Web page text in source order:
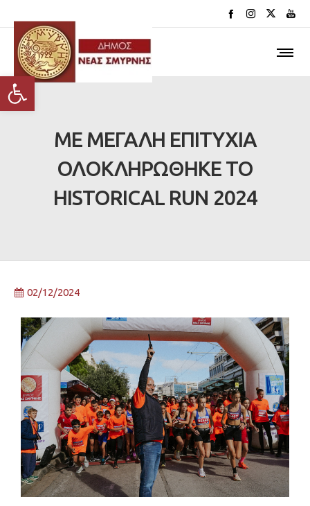
Ανοίξτε τη γραμμή εργαλείων
ΜΕ ΜΕΓΑΛΗ ΕΠΙΤΥΧΙΑ
ΟΛΟΚΛΗΡΩΘΗΚΕ ΤΟ
HISTORICAL RUN 2024
02/12/2024